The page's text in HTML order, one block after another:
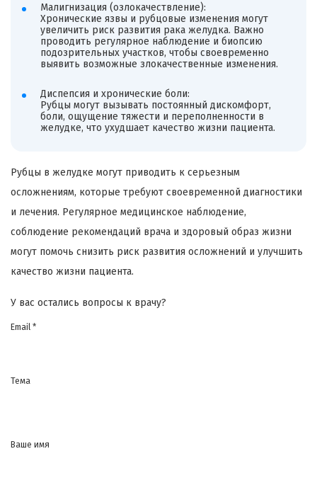
Малигнизация (озлокачествление):
Хронические язвы и рубцовые изменения могут
увеличить риск развития рака желудка. Важно
проводить регулярное наблюдение и биопсию
подозрительных участков, чтобы своевременно
выявить возможные злокачественные изменения.
Диспепсия и хронические боли:
Рубцы могут вызывать постоянный дискомфорт,
боли, ощущение тяжести и переполненности в
желудке, что ухудшает качество жизни пациента.
Рубцы в желудке могут приводить к серьезным
осложнениям, которые требуют своевременной диагностики
и лечения. Регулярное медицинское наблюдение,
соблюдение рекомендаций врача и здоровый образ жизни
могут помочь снизить риск развития осложнений и улучшить
качество жизни пациента.
У вас остались вопросы к врачу?
Email *
Тема
Ваше имя